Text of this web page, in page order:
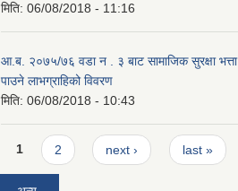
मिति: 06/08/2018 - 11:16
आ.ब. २०७५/७६ वडा न . ३ बाट सामाजिक सुरक्षा भत्ता
पाउने लाभग्राहिको विवरण
मिति: 06/08/2018 - 10:43
Pages
1 2 next › last »